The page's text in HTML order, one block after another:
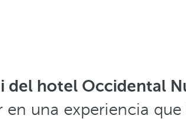
del hotel Occidental
en una experiencia